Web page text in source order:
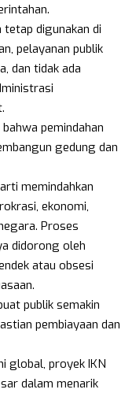
tetap digunakan di
pelayanan publik
dan tidak ada
pemindahan
gedung dan
memindahkan
ekonomi,
Proses
didorong oleh
atau obsesi
publik semakin
pembiayaan dan
global, proyek IKN
dalam menarik